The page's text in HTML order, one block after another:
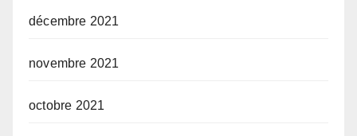
décembre 2021
novembre 2021
octobre 2021